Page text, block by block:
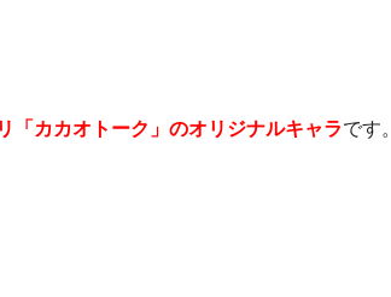
「カカオトーク」のオリジナルキャラです。